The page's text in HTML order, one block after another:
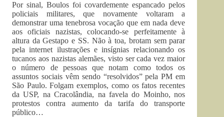
Por sinal, Boulos foi covardemente espancado pelos
policiais militares, que novamente voltaram a
demonstrar uma tenebrosa vocação que em nada deve
aos oficiais nazistas, colocando-se perfeitamente à
altura da Gestapo e SS. Não à toa, brotam sem parar
pela internet ilustrações e insígnias relacionando os
tucanos aos nazistas alemães, visto ser cada vez maior
o número de pessoas que notam como todos os
assuntos sociais vêm sendo “resolvidos” pela PM em
São Paulo. Folgam exemplos, como os fatos recentes
da USP, na Cracolândia, na favela do Moinho, nos
protestos contra aumento da tarifa do transporte
público…